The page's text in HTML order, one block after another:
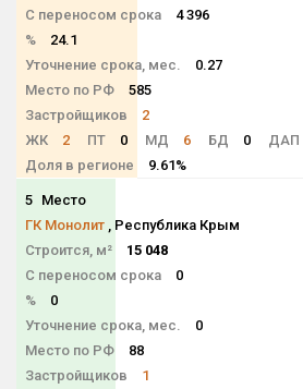
С переносом срока
4 396
%
24.1
Уточнение срока, мес.
0.27
Место по РФ
585
Застройщиков
2
ЖК
2 ПТ 0 МД 6 БД 0 ДАП
Доля в регионе
9.61%
5 Место
ГК Монолит , Республика Крым
Строится, м²
15 048
С переносом срока
0
%
0
Уточнение срока, мес.
0
Место по РФ
88
Застройщиков
1